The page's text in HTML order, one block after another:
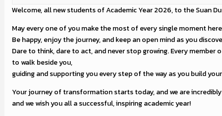
Welcome, all new students of Academic Year 2026, to the Suan
May every one of you make the most of every single moment
Be happy, enjoy the journey, and keep an open mind as you
Dare to think, dare to act, and never stop growing. Every
to walk beside you,
guiding and supporting you every step of the way as you build
Your journey of transformation starts today, and we are
and we wish you all a successful, inspiring academic year!